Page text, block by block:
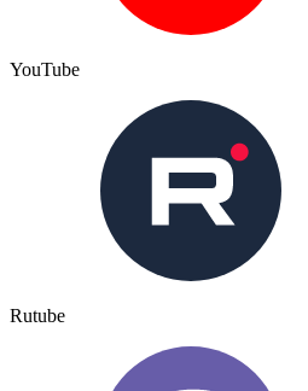
YouTube
Rutube